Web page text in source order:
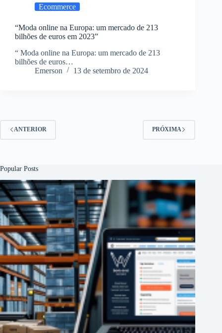
Ecommerce
“Moda online na Europa: um mercado de 213
bilhões de euros em 2023”
“ Moda online na Europa: um mercado de 213
bilhões de euros…
Emerson
13 de setembro de 2024
ANTERIOR PRÓXIMA
Popular Posts